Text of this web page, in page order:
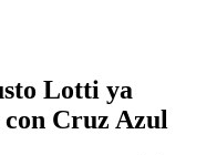
Lotti ya
Cruz Azul